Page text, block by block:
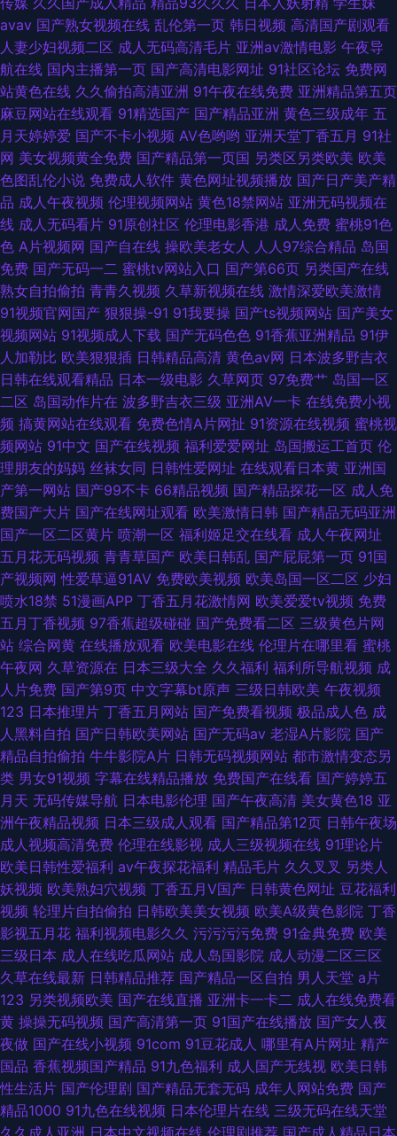
国产综合艹屄片 久久嫩草精品久久网站 欧美日韩亚洲国产成 影音先锋资源
站AV 不卡二区 伊人天堂另类 91激情双飞 91四虎影院视频在线播放 肏屄视
屏 国产精品久久日 九九久久精品视频 女同片免费网站 日韩黄色成人在线网
站 午夜国产精品小福利
avav 国产熟女视频在线 乱伦第一页 韩日视频 高清国产剧观看
人妻少妇视频二区 成人无码高清毛片 亚洲av激情电影 午夜导
航在线 国内主播第一页 国产高清电影网址 91社区论坛 免费网
站黄色在线 久久偷拍高清亚洲 91午夜在线免费 亚洲精品第五页
麻豆网站在线观看 91精选国产 国产精品亚洲 黄色三级成年 五
月天婷婷爱 国产不卡小视频 AV色哟哟 亚洲天堂丁香五月 91社
网 美女视频黄全免费 国产精品第一页国 另类区另类欧美 欧美
色图乱伦小说 免费成人软件 黄色网址视频播放 国产日产美产精
品 成人午夜视频 伦理视频网站 黄色18禁网站 亚洲无码视频在
线 成人无码看片 91原创社区 伦理电影香港 成人免费 蜜桃91色
色 A片视频网 国产自在线 操欧美老女人 人人97综合精品 岛国
免费 国产无码一二 蜜桃tv网站入口 国产第66页 另类国产在线
熟女自拍偷拍 青青久视频 久草新视频在线 激情深爱欧美激情
91视频官网国产 狠狠操-91 91我要操 国产ts视频网站 国产美女
视频网站 91视频成人下载 国产无码色色 91香蕉亚洲精品 91伊
人加勒比 欧美狠狠插 日韩精品高清 黄色av网 日本波多野吉衣
日韩在线观看精品 日本一级电影 久草网页 97免费艹 岛国一区
二区 岛国动作片在 波多野吉衣三级 亚洲AV一卡 在线免费小视
频 搞黄网站在线观看 免费色情A片网扯 91资源在线视频 蜜桃视
频网站 91中文 国产在线视频 福利爱爱网址 岛国搬运工首页 伦
理朋友的妈妈 丝袜女同 日韩性爱网址 在线观看日本黄 亚洲国
产第一网站 国产99不卡 66精品视频 国产精品探花一区 成人免
费国产大片 国产在线网址观看 欧美激情日韩 国产精品无码亚洲
国产一区二区黄片 喷潮一区 福利姬足交在线看 成人午夜网址
五月花无码视频 青青草国产 欧美日韩乱 国产屁屁第一页 91国
产视频网 性爱草逼91AV 免费欧美视频 欧美岛国一区二区 少妇
喷水18禁 51漫画APP 丁香五月花激情网 欧美爱爱tv视频 免费
五月丁香视频 97香蕉超级碰碰 国产免费看二区 三级黄色片网
站 综合网黄 在线播放观看 欧美电影在线 伦理片在哪里看 蜜桃
午夜网 久草资源在 日本三级大全 久久福利 福利所导航视频 成
人片免费 国产第9页 中文字幕bt原声 三级日韩欧美 午夜视频
123 日本推理片 丁香五月网站 国产免费看视频 极品成人色 成
人黑料自拍 国产日韩欧美网站 国产无码av 老湿A片影院 国产
精品自拍偷拍 牛牛影院A片 日韩无码视频网站 都市激情变态另
类 男女91视频 字幕在线精品播放 免费国产在线看 国产婷婷五
月天 无码传媒导航 日本电影伦理 国产午夜高清 美女黄色18 亚
洲午夜精品视频 日本三级成人观看 国产精品第12页 日韩午夜场
成人视频高清免费 伦理在线影视 成人三级视频在线 91理论片
欧美日韩性爱福利 av午夜探花福利 精品毛片 久久叉叉 另类人
妖视频 欧美熟妇穴视频 丁香五月V国产 日韩黄色网址 豆花福利
视频 轮理片自拍偷拍 日韩欧美美女视频 欧美A级黄色影院 丁香
影视五月花 福利视频电影久久 污污污污免费 91金典免费 欧美
三级日本 成人在线吃瓜网站 成人岛国影院 成人动漫二区三区
久草在线最新 日韩精品推荐 国产精品一区自拍 男人天堂 a片
123 另类视频欧美 国产在线直播 亚洲卡一卡二 成人在线免费看
黄 操操无码视频 国产高清第一页 91国产在线播放 国产女人夜
夜做 国产在线小视频 91com 91豆花成人 哪里有A片网址 精产
国品 香蕉视频国产精品 91九色福利 成人国产无线视 欧美日韩
性生活片 国产伦理剧 国产精品无套无码 成年人网站免费 国产
精品1000 91九色在线视频 日本伦理片在线 三级无码在线天堂
久久成人亚洲 日本中文视频在线 伦理剧推荐 国产成人精品日本